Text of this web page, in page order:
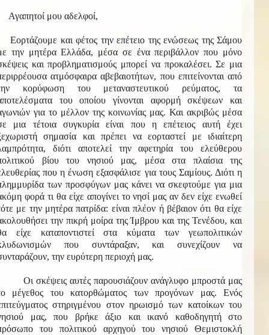
Αγαπητοί μου αδελφοί,
και φέτος την επέτειο της ενώσεως της Σάμου
την μητέρα Ελλάδα, μέσα σε ένα περιβάλλον που μόνο
και προβληματισμούς μπορεί να προκαλέσει. Σε μια
ατμόσφαιρα αβεβαιοτήτων, που επιτείνονται από
κορύφωση του μεταναστευτικού ρεύματος, τα
του οποίου γίνονται αφορμή σκέψεων και
για το μέλλον της κοινωνίας μας. Και ακριβώς μέσα
μια τέτοια συγκυρία είναι που η επέτειος αυτή έχει
σημασία και πρέπει να εορταστεί με ιδιαίτερη
διότι αποτελεί την αφετηρία του ελεύθερου
βίου του νησιού μας, μέσα στα πλαίσια της
που η ένωση εξασφάλισε για τους Σαμίους. Διότι η
των προσφύγων μας κάνει να σκεφτούμε για μια
φορά τι θα είχε απογίνει το νησί μας αν δεν είχε ενωθεί
με την μητέρα πατρίδα: είναι πλέον ή βέβαιον ότι θα είχε
την πικρή μοίρα της Ίμβρου και της Τενέδου, και
είχε καταποντιστεί στα κύματα των γεωπολιτικών
που συντάραξαν, και συνεχίζουν να
την ευρύτερη περιοχή μας.
σκέψεις αυτές παρουσιάζουν ανάγλυφο μπροστά μας
μέγεθος του κατορθώματος των προγόνων μας. Ενός
στηριγμένου στον ηρωισμό των κατοίκων του
μας, που βρήκε άξιο και ικανό καθοδηγητή στο
του πολιτικού αρχηγού του νησιού Θεμιστοκλή